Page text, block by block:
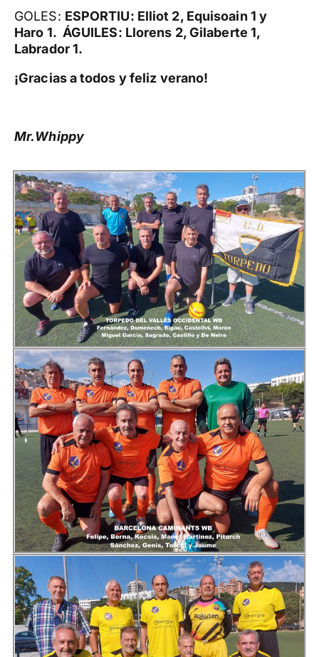
GOLES: ESPORTIU: Elliot 2, Equisoain 1 y
Haro 1. ÁGUILES: Llorens 2, Gilaberte 1,
Labrador 1.
¡Gracias a todos y feliz verano!
Mr.Whippy